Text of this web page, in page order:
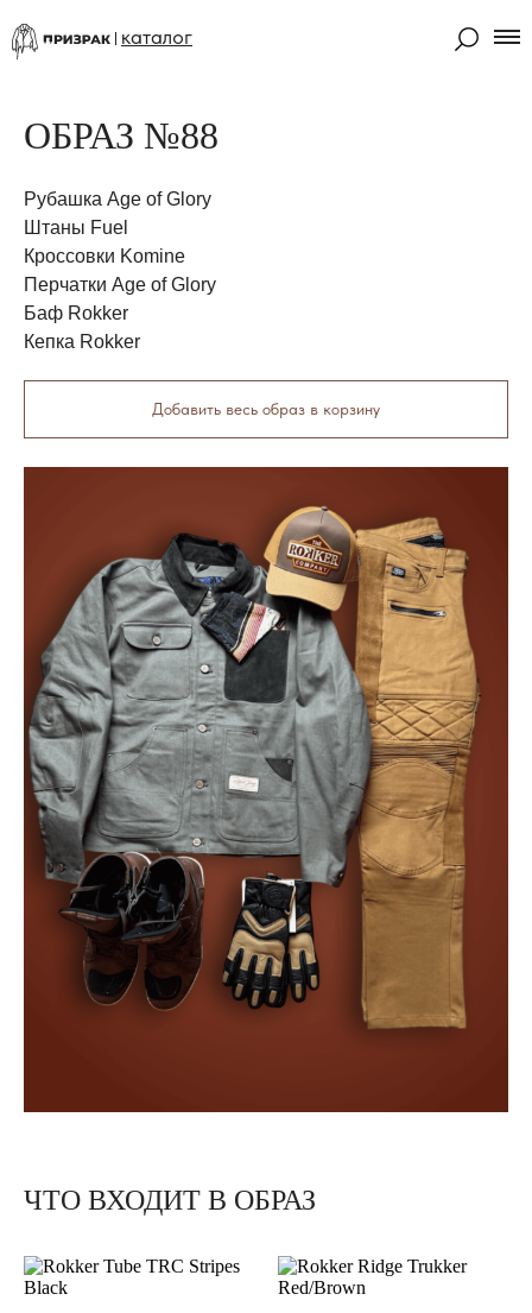
каталог
ОБРАЗ №88
Рубашка Age of Glory
Штаны Fuel
Кроссовки Komine
Перчатки Age of Glory
Баф Rokker
Кепка Rokker
Добавить весь образ в корзину
ЧТО ВХОДИТ В ОБРАЗ
К
У
Р